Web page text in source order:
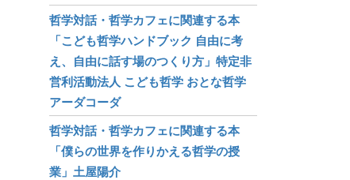
哲学対話・哲学カフェに関連する本
「こども哲学ハンドブック 自由に考
え、自由に話す場のつくり方」特定非
営利活動法人 こども哲学 おとな哲学
アーダコーダ
哲学対話・哲学カフェに関連する本
「僕らの世界を作りかえる哲学の授
業」土屋陽介